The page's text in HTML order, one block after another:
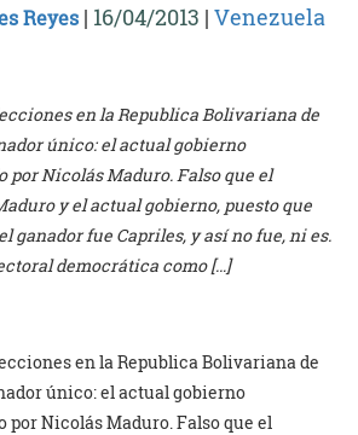
Reyes | 16/04/2013 | Venezuela
en la Republica Bolivariana de
único: el actual gobierno
Nicolás Maduro. Falso que el
y el actual gobierno, puesto que
ganador fue Capriles, y así no fue, ni es.
democrática como […]
en la Republica Bolivariana de
único: el actual gobierno
Nicolás Maduro. Falso que el